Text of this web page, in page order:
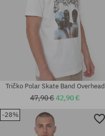
Dostupné veľkosti:
Tričko Polar Skate Band Overhead
47,90 €42,90 €
-28%